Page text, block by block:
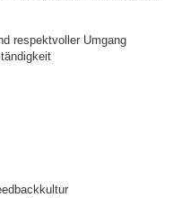
respektvoller Umgang